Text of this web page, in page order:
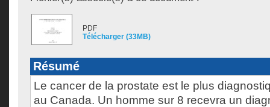
PDF
Télécharger (33MB)
Résumé
Le cancer de la prostate est le plus
au Canada. Un homme sur 8 recevra un